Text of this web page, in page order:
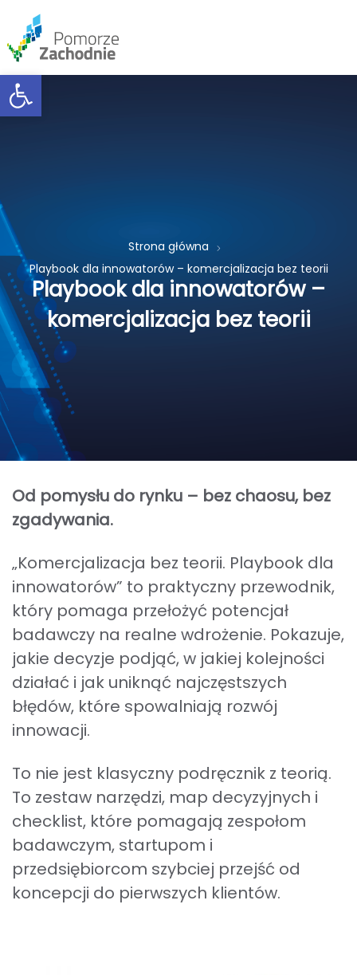
Open toolbar
Strona główna
Playbook dla innowatorów – komercjalizacja bez teorii
Playbook dla innowatorów –
komercjalizacja bez teorii
Od pomysłu do rynku – bez chaosu, bez
zgadywania.
„Komercjalizacja bez teorii. Playbook dla
innowatorów” to praktyczny przewodnik,
który pomaga przełożyć potencjał
badawczy na realne wdrożenie. Pokazuje,
jakie decyzje podjąć, w jakiej kolejności
działać i jak uniknąć najczęstszych
błędów, które spowalniają rozwój
innowacji.
To nie jest klasyczny podręcznik z teorią.
To zestaw narzędzi, map decyzyjnych i
checklist, które pomagają zespołom
badawczym, startupom i
przedsiębiorcom szybciej przejść od
koncepcji do pierwszych klientów.